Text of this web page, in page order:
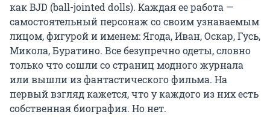
как BJD (ball-jointed dolls). Каждая ее работа —
самостоятельный персонаж со своим узнаваемым
лицом, фигурой и именем: Ягода, Иван, Оскар, Гусь,
Микола, Буратино. Все безупречно одеты, словно
только что сошли со страниц модного журнала
или вышли из фантастического фильма. На
первый взгляд кажется, что у каждого из них есть
собственная биография. Но нет.